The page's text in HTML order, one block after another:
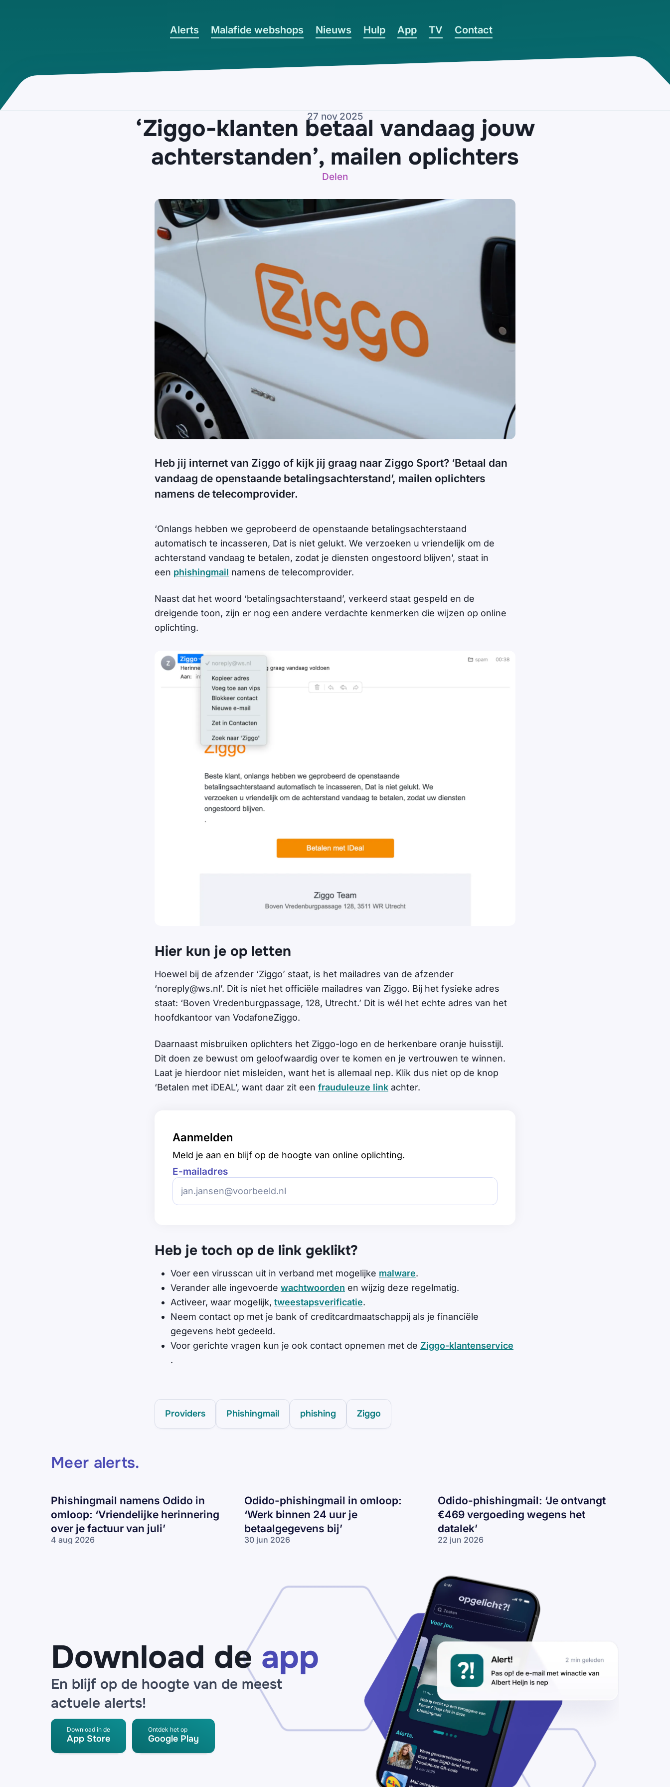
Alerts Malafide webshops Nieuws Hulp App TV Contact
27 nov 2025
‘Ziggo-klanten betaal vandaag jouw
achterstanden’, mailen oplichters
Delen
Heb jij internet van Ziggo of kijk jij graag naar Ziggo Sport? ‘Betaal dan
vandaag de openstaande betalingsachterstand’, mailen oplichters
namens de telecomprovider.
‘Onlangs hebben we geprobeerd de openstaande betalingsachterstaand
automatisch te incasseren, Dat is niet gelukt. We verzoeken u vriendelijk om de
achterstand vandaag te betalen, zodat je diensten ongestoord blijven’, staat in
een phishingmail namens de telecomprovider.
Naast dat het woord ‘betalingsachterstaand’, verkeerd staat gespeld en de
dreigende toon, zijn er nog een andere verdachte kenmerken die wijzen op online
oplichting.
Hier kun je op letten
Hoewel bij de afzender ‘Ziggo’ staat, is het mailadres van de afzender
‘noreply@ws.nl’. Dit is niet het officiële mailadres van Ziggo. Bij het fysieke adres
staat: ‘Boven Vredenburgpassage, 128, Utrecht.’ Dit is wél het echte adres van het
hoofdkantoor van VodafoneZiggo.
Daarnaast misbruiken oplichters het Ziggo-logo en de herkenbare oranje huisstijl.
Dit doen ze bewust om geloofwaardig over te komen en je vertrouwen te winnen.
Laat je hierdoor niet misleiden, want het is allemaal nep. Klik dus niet op de knop
‘Betalen met iDEAL’, want daar zit een frauduleuze link achter.
Aanmelden
Meld je aan en blijf op de hoogte van online oplichting.
E-mailadres
Heb je toch op de link geklikt?
Voer een virusscan uit in verband met mogelijke malware.
Verander alle ingevoerde wachtwoorden en wijzig deze regelmatig.
Activeer, waar mogelijk, tweestapsverificatie.
Neem contact op met je bank of creditcardmaatschappij als je financiële
gegevens hebt gedeeld.
Voor gerichte vragen kun je ook contact opnemen met de Ziggo-klantenservice
.
Providers Phishingmail phishing Ziggo
Meer alerts.
Phishingmail namens Odido in
omloop: ‘Vriendelijke herinnering
over je factuur van juli’
4 aug 2026
Odido-phishingmail in omloop:
‘Werk binnen 24 uur je
betaalgegevens bij’
30 jun 2026
betaalgegevens
Odido-phishingmail: ‘Je ontvangt
€469 vergoeding wegens het
datalek’
22 jun 2026
€469
vergoeding
wegens het
datalek’
Download de app
En blijf op de hoogte van de meest
actuele alerts!
Download in de
App Store
Ontdek het op
Google Play